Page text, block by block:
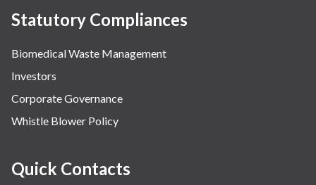
Statutory Compliances
Biomedical Waste Management
Investors
Corporate Governance
Whistle Blower Policy
Quick Contacts